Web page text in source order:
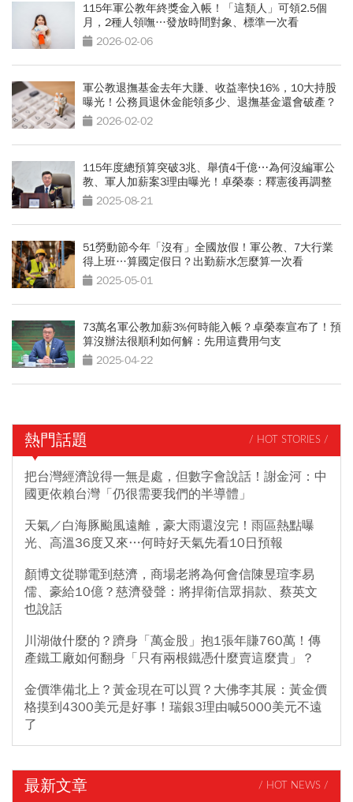
115年軍公教年終獎金入帳！「這類人」可領2.5個
月，2種人領嘸…發放時間對象、標準一次看
2026-02-06
軍公教退撫基金去年大賺、收益率快16%，10大持股
曝光！公務員退休金能領多少、退撫基金還會破產？
2026-02-02
115年度總預算突破3兆、舉債4千億⋯為何沒編軍公
教、軍人加薪案3理由曝光！卓榮泰：釋憲後再調整
2025-08-21
51勞動節今年「沒有」全國放假！軍公教、7大行業
得上班…算國定假日？出勤薪水怎麼算一次看
2025-05-01
73萬名軍公教加薪3%何時能入帳？卓榮泰宣布了！預
算沒辦法很順利如何解：先用這費用勻支
2025-04-22
熱門話題 / HOT STORIES /
把台灣經濟說得一無是處，但數字會說話！謝金河：中
國更依賴台灣「仍很需要我們的半導體」
天氣／白海豚颱風遠離，豪大雨還沒完！雨區熱點曝
光、高溫36度又來…何時好天氣先看10日預報
顏博文從聯電到慈濟，商場老將為何會信陳昱瑄李易
儒、豪給10億？慈濟發聲：將捍衛信眾捐款、蔡英文
也說話
川湖做什麼的？躋身「萬金股」抱1張年賺760萬！傳
產鐵工廠如何翻身「只有兩根鐵憑什麼賣這麼貴」？
金價準備北上？黃金現在可以買？大佛李其展：黃金價
格摸到4300美元是好事！瑞銀3理由喊5000美元不遠
了
最新文章 / HOT NEWS /